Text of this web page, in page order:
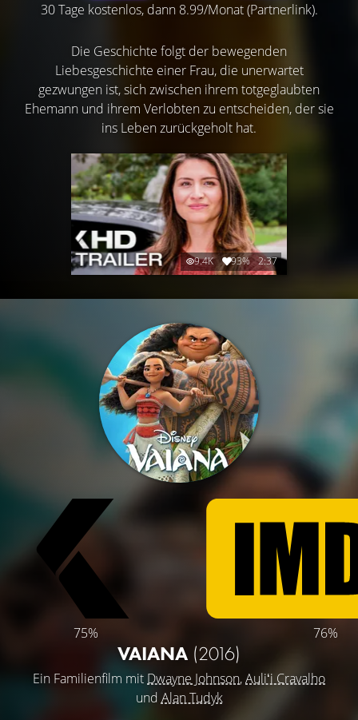
30 Tage kostenlos, dann 8.99/Monat (Partnerlink).
Die Geschichte folgt der bewegenden
Liebesgeschichte einer Frau, die unerwartet
gezwungen ist, sich zwischen ihrem totgeglaubten
Ehemann und ihrem Verlobten zu entscheiden, der sie
ins Leben zurückgeholt hat.
9.4K 93% 2:37
75% 76%
VAIANA (2016)
Ein Familienfilm mit Dwayne Johnson,Auliʻi Cravalho
und Alan Tudyk